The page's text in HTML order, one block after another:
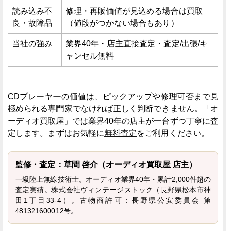
読み込み不
良・故障品
修理・再販価値が見込める場合は買取
（値段がつかない場合もあり）
当社の強み
業界40年・店主直接査定・査定/出張/キ
ャンセル無料
CDプレーヤーの価値は、ピックアップや修理可否まで見
極められる専門家でなければ正しく判断できません。「オ
ーディオ買取屋」では業界40年の店主が一台ずつ丁寧に査
定します。まずはお気軽に無料査定をご利用ください。
監修・査定：草間 啓介（オーディオ買取屋 店主）
一級陸上無線技術士。オーディオ業界40年・累計2,000件超の
査定実績。株式会社ヴィンテージストック（長野県松本市神
田1丁目33-4）。古物商許可：長野県公安委員会 第
481321600012号。